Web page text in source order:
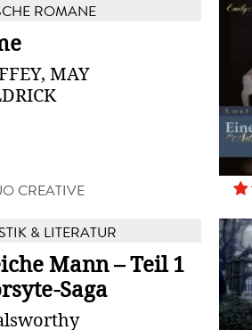
ROMANE
MAY
CREATIVE
& LITERATUR
Mann – Teil 1
Saga